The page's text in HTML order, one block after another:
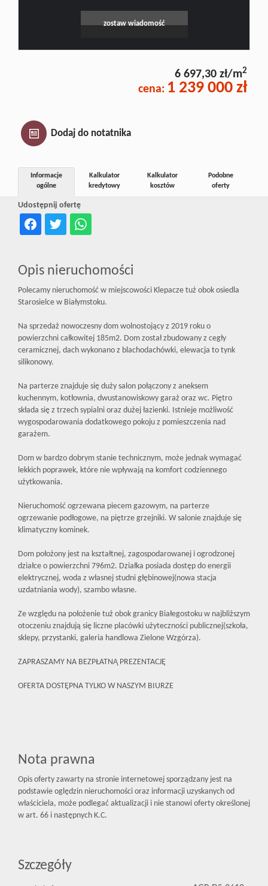
Kontakt
zostaw wiadomość
6 697,30 zł/m2
cena: 1 239 000 zł
Dodaj do notatnika
Udostępnij ofertę
Informacje
ogólne
Kalkulator
kredytowy
Kalkulator
kosztów
Podobne
oferty
Opis nieruchomości
Polecamy nieruchomość w miejscowości Klepacze tuż obok osiedla
Starosielce w Białymstoku.
Na sprzedaż nowoczesny dom wolnostojący z 2019 roku o
powierzchni całkowitej 185m2. Dom został zbudowany z cegły
ceramicznej, dach wykonano z blachodachówki, elewacja to tynk
silikonowy.
Na parterze znajduje się duży salon połączony z aneksem
kuchennym, kotłownia, dwustanowiskowy garaż oraz wc. Piętro
składa się z trzech sypialni oraz dużej łazienki. Istnieje możliwość
wygospodarowania dodatkowego pokoju z pomieszczenia nad
garażem.
Dom w bardzo dobrym stanie technicznym, może jednak wymagać
lekkich poprawek, które nie wpływają na komfort codziennego
użytkowania.
Nieruchomość ogrzewana piecem gazowym, na parterze
ogrzewanie podłogowe, na piętrze grzejniki. W salonie znajduje się
klimatyczny kominek.
Dom położony jest na kształtnej, zagospodarowanej i ogrodzonej
działce o powierzchni 796m2. Działka posiada dostęp do energii
elektrycznej, woda z własnej studni głębinowej(nowa stacja
uzdatniania wody), szambo własne.
Ze względu na położenie tuż obok granicy Białegostoku w najbliższym
otoczeniu znajdują się liczne placówki użyteczności publicznej(szkoła,
sklepy, przystanki, galeria handlowa Zielone Wzgórza).
ZAPRASZAMY NA BEZPŁATNĄ PREZENTACJĘ
OFERTA DOSTĘPNA TYLKO W NASZYM BIURZE
Nota prawna
Opis oferty zawarty na stronie internetowej sporządzany jest na
podstawie oględzin nieruchomości oraz informacji uzyskanych od
właściciela, może podlegać aktualizacji i nie stanowi oferty określonej
w art. 66 i następnych K.C.
Szczegóły